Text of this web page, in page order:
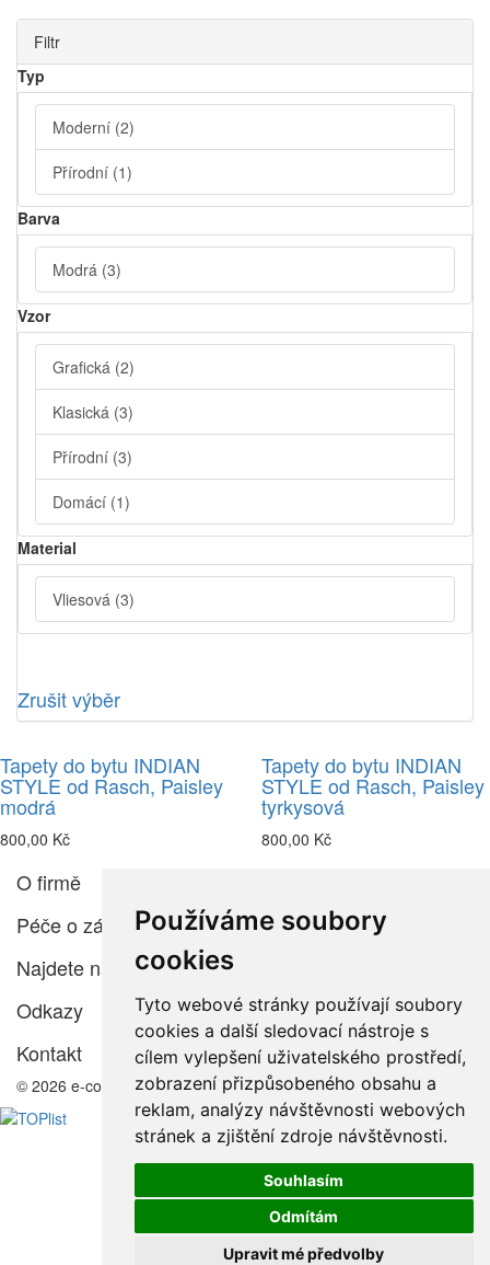
Používáme soubory
cookies
Tyto webové stránky používají soubory
cookies a další sledovací nástroje s
cílem vylepšení uživatelského prostředí,
zobrazení přizpůsobeného obsahu a
reklam, analýzy návštěvnosti webových
stránek a zjištění zdroje návštěvnosti.
Souhlasím
Odmítám
Upravit mé předvolby
Filtr
Typ
Moderní (2)
Přírodní (1)
Barva
Modrá (3)
Vzor
Grafická (2)
Klasická (3)
Přírodní (3)
Domácí (1)
Material
Vliesová (3)
Zrušit výběr
Tapety do bytu INDIAN
STYLE od Rasch, Paisley
modrá
800,00 Kč
Tapety do bytu INDIAN
STYLE od Rasch, Paisley
tyrkysová
800,00 Kč
O firmě
Péče o zákazníka
Najdete nás
Odkazy
Kontakt
© 2026 e-color.cz